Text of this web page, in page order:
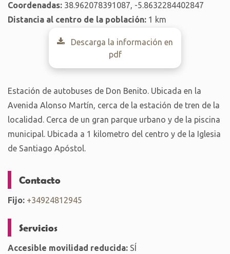
Coordenadas: 38.962078391087, -5.8632284402847
Distancia al centro de la población: 1 km
Descarga la información en
pdf
Estación de autobuses de Don Benito. Ubicada en la
Avenida Alonso Martín, cerca de la estación de tren de la
localidad. Cerca de un gran parque urbano y de la piscina
municipal. Ubicada a 1 kilometro del centro y de la Iglesia
de Santiago Apóstol.
Contacto
Fijo: +34924812945
Servicios
Accesible movilidad reducida: SÍ